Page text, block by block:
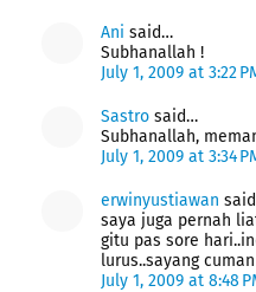
Ani said…
Subhanallah !
July 1, 2009 at 3:22
Sastro said…
Subhanallah,
July 1, 2009 at 3:34
erwinyustiawan
saya juga pernah
gitu pas sore
lurus..sayang
July 1, 2009 at 8:48